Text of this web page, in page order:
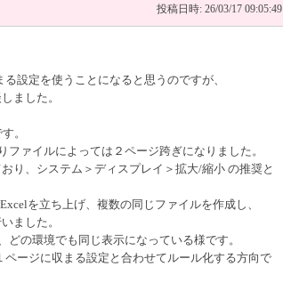
投稿日時: 26/03/17 09:05:49
設定を使うことになると思うのですが、
ました。
。
ァイルによっては２ページ跨ぎになりました。
り、システム＞ディスプレイ＞拡大/縮小 の推奨と
を立ち上げ、複数の同じファイルを作成し、
ました。
の環境でも同じ表示になっている様です。
ージに収まる設定と合わせてルール化する方向で